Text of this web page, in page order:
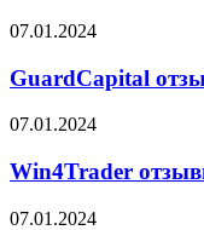
или
нет?
GuardCapital
платят
или
нет?
07.01.2024
GuardCapital
Win4Trader
платят
или
нет?
07.01.2024
Win4Trader
First
07.01.2024